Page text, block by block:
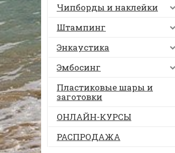
Чипборды и наклейки
Штампинг
Энкаустика
Эмбосинг
Пластиковые шары и
заготовки
ОНЛАЙН-КУРСЫ
РАСПРОДАЖА